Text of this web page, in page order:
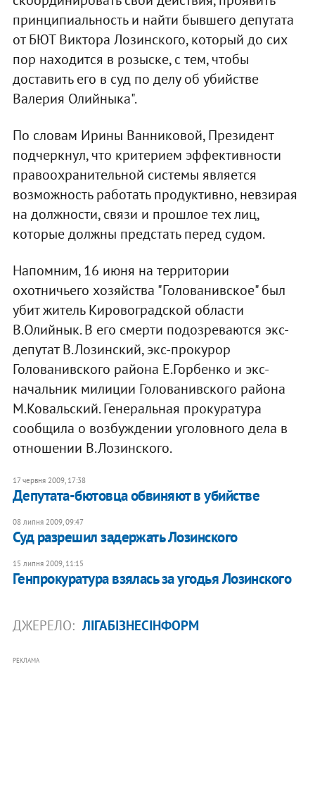
принципиальность и найти бывшего депутата
от БЮТ Виктора Лозинского, который до сих
пор находится в розыске, с тем, чтобы
доставить его в суд по делу об убийстве
Валерия Олийныка".
По словам Ирины Ванниковой, Президент
подчеркнул, что критерием эффективности
правоохранительной системы является
возможность работать продуктивно, невзирая
на должности, связи и прошлое тех лиц,
которые должны предстать перед судом.
Напомним, 16 июня на территории
охотничьего хозяйства "Голованивское" был
убит житель Кировоградской области
В.Олийнык. В его смерти подозреваются экс-
депутат В.Лозинский, экс-прокурор
Голованивского района Е.Горбенко и экс-
начальник милиции Голованивского района
М.Ковальский. Генеральная прокуратура
сообщила о возбуждении уголовного дела в
отношении В.Лозинского.
17 червня 2009, 17:38
Депутата-бютовца обвиняют в убийстве
08 липня 2009, 09:47
Суд разрешил задержать Лозинского
15 липня 2009, 11:15
Генпрокуратура взялась за угодья Лозинского
ДЖЕРЕЛО: ЛІГАБІЗНЕСІНФОРМ
РЕКЛАМА